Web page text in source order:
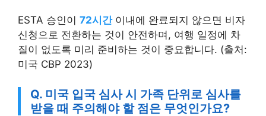
ESTA 승인이 72시간이내에 완료되지 않으면 비자
신청으로 전환하는 것이 안전하며, 여행 일정에 차
질이 없도록 미리 준비하는 것이 중요합니다. (출처:
미국 CBP 2023)
Q. 미국 입국 심사 시 가족 단위로 심사를
받을 때 주의해야 할 점은 무엇인가요?